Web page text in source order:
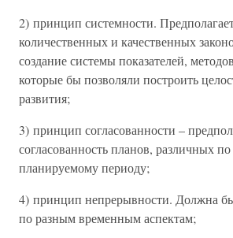
2) принцип системности.
количественных и качественных
создание системы показателей,
которые бы позволяли построить
развития;
3) принцип согласованности –
согласованность планов, различных
планируемому периоду;
4) принцип непрерывности. Должна
по разным временным аспектам;